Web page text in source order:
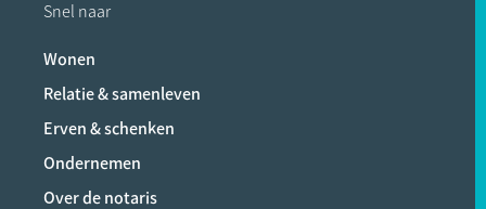
Snel naar
Wonen
Relatie & samenleven
Erven & schenken
Ondernemen
Over de notaris